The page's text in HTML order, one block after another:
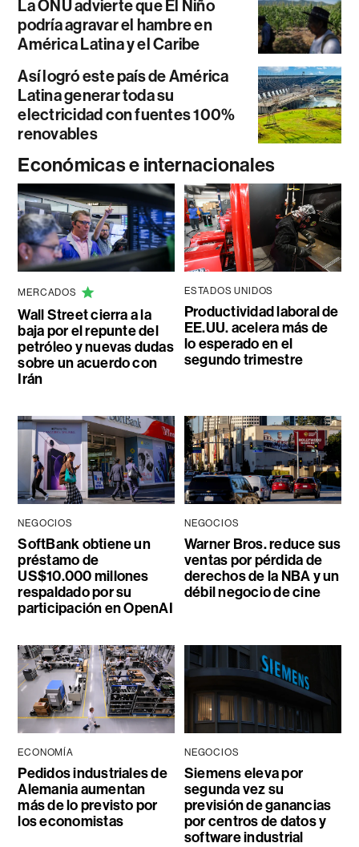
La ONU advierte que El Niño
podría agravar el hambre en
América Latina y el Caribe
Así logró este país de América
Latina generar toda su
electricidad con fuentes 100%
renovables
Económicas e internacionales
MERCADOS
Wall Street cierra a la
baja por el repunte del
petróleo y nuevas dudas
sobre un acuerdo con
Irán
ESTADOS UNIDOS
Productividad laboral de
EE.UU. acelera más de
lo esperado en el
segundo trimestre
NEGOCIOS
SoftBank obtiene un
préstamo de
US$10.000 millones
respaldado por su
participación en OpenAI
NEGOCIOS
Warner Bros. reduce sus
ventas por pérdida de
derechos de la NBA y un
débil negocio de cine
ECONOMÍA
Pedidos industriales de
Alemania aumentan
más de lo previsto por
los economistas
NEGOCIOS
Siemens eleva por
segunda vez su
previsión de ganancias
por centros de datos y
software industrial